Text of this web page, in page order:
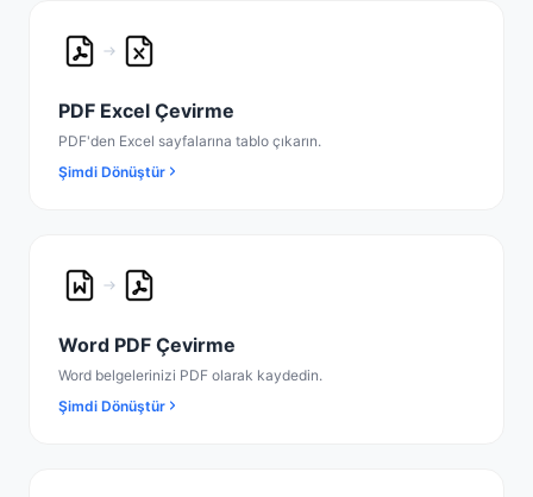
PDF Excel Çevirme
PDF'den Excel sayfalarına tablo çıkarın.
Şimdi Dönüştür
Word PDF Çevirme
Word belgelerinizi PDF olarak kaydedin.
Şimdi Dönüştür